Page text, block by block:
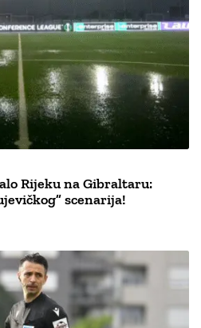
Rijeku na Gibraltaru:
scenarija!